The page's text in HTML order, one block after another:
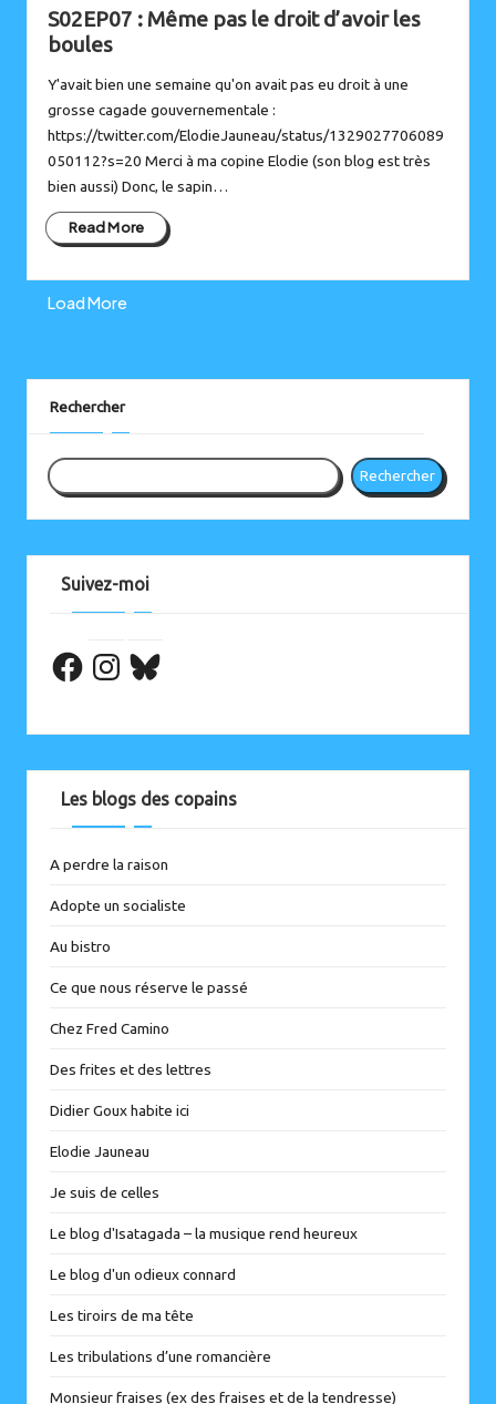
S02EP07 : Même pas le droit d’avoir les
boules
Y'avait bien une semaine qu'on avait pas eu droit à une
grosse cagade gouvernementale :
https://twitter.com/ElodieJauneau/status/1329027706089
050112?s=20 Merci à ma copine Elodie (son blog est très
bien aussi) Donc, le sapin…
Read More
Load More
Rechercher
Rechercher
Suivez-moi
Facebook
Les blogs des copains
A perdre la raison
Adopte un socialiste
Au bistro
Ce que nous réserve le passé
Chez Fred Camino
Des frites et des lettres
Didier Goux habite ici
Elodie Jauneau
Je suis de celles
Le blog d'Isatagada – la musique rend heureux
Le blog d'un odieux connard
Les tiroirs de ma tête
Les tribulations d’une romancière
Monsieur fraises (ex des fraises et de la tendresse)